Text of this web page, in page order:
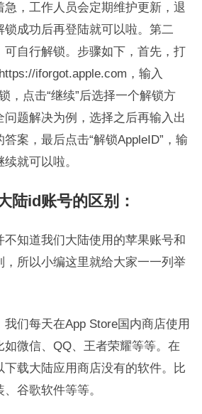
，工作人员会定期维护更新，退
锁成功后再登陆就可以啦。第二
可自行解锁。步骤如下，首先，打
iforgot.apple.com，输入
，点击“继续”后选择一个解锁方
题解决为例，选择之后再输入出
案，最后点击“解锁AppleID”，输
就可以啦。
陆id账号的区别：
不知道我们大陆使用的苹果账号和
，所以小编这里就给大家一一列举
我们每天在App Store国内商店使用
如微信、QQ、王者荣耀等等。在
下载大陆应用商店没有的软件。比
谷歌软件等等。